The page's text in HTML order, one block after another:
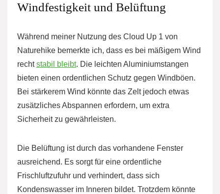
Windfestigkeit und Belüftung
Während meiner Nutzung des Cloud Up 1 von
Naturehike bemerkte ich, dass es bei mäßigem Wind
rechtstabil bleibt. Die leichten Aluminiumstangen
bieten einen ordentlichen Schutz gegen Windböen.
Bei stärkerem Wind könnte das Zelt jedoch etwas
zusätzliches Abspannen erfordern, um extra
Sicherheit zu gewährleisten.
Die Belüftung ist durch das vorhandene Fenster
ausreichend. Es sorgt für eine ordentliche
Frischluftzufuhr und verhindert, dass sich
Kondenswasser im Inneren bildet. Trotzdem könnte